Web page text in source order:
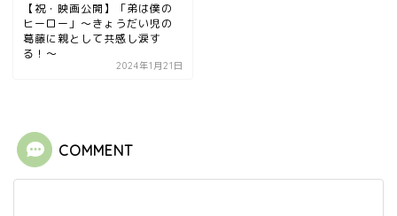
【祝・映画公開】「弟は僕の
ヒーロー」〜きょうだい児の
葛藤に親として共感し涙す
る！〜
2024年1月21日
COMMENT